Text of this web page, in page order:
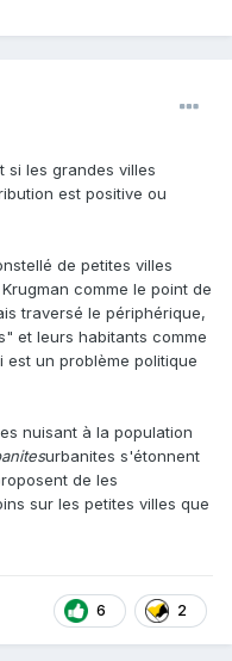
si les grandes villes
est positive ou
de petites villes
comme le point de
traversé le périphérique,
et leurs habitants comme
est un problème politique
nuisant à la population
urbanites s'étonnent
de les
sur les petites villes que
6 2